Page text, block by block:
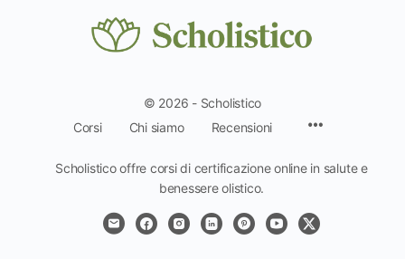
© 2026 - Scholistico
Corsi
Chi siamo Recensioni
Scholistico offre corsi di certificazione online in salute e
benessere olistico.